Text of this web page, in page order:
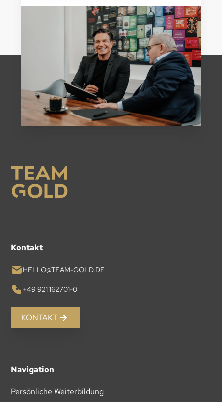
Kontakt
HELLO@TEAM-GOLD.DE
+49 921 162701-0
KONTAKT
Navigation
Persönliche Weiterbildung